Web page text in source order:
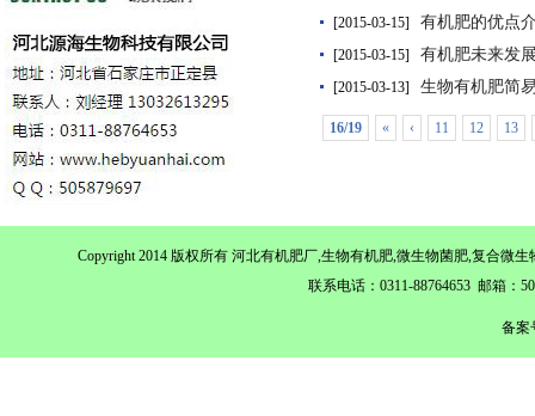
[2015-03-15] 有机肥的优点
[2015-03-15] 有机肥未来发
[2015-03-13] 生物有机肥简
16/19 « ‹ 11 12 13
Copyright 2014 版权所有 河北有机肥厂,生物有机肥,微生物菌肥,复合
联系电话：0311-88764653 邮箱：
备案